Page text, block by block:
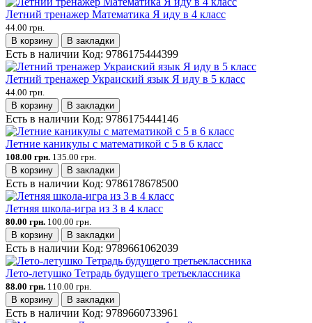
Летний тренажер Математика Я иду в 4 класс
44.00 грн.
В корзину
В закладки
Есть в наличии Код: 9786175444399
Летний тренажер Украиский язык Я иду в 5 класс
44.00 грн.
В корзину
В закладки
Есть в наличии Код: 9786175444146
Летние каникулы с математикой с 5 в 6 класс
108.00 грн. 135.00 грн.
В корзину
В закладки
Есть в наличии Код: 9786178678500
Летняя школа-игра из 3 в 4 класс
80.00 грн. 100.00 грн.
В корзину
В закладки
Есть в наличии Код: 9789661062039
Лето-летушко Тетрадь будущего третьеклассника
88.00 грн. 110.00 грн.
В корзину
В закладки
Есть в наличии Код: 9789660733961